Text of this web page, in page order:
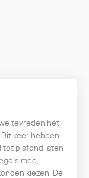
tevreden het
keer hebben
tot plafond laten
mee,
kiezen. De